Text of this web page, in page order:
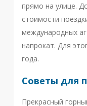
прямо на улице.
стоимости
международных
напрокат. Для
года.
Советы для
Прекрасный